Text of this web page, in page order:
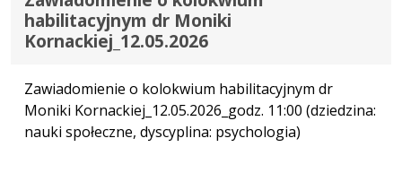
habilitacyjnym dr Moniki
Kornackiej_12.05.2026
Zawiadomienie o kolokwium habilitacyjnym dr
Moniki Kornackiej_12.05.2026_godz. 11:00 (dziedzina:
nauki społeczne, dyscyplina: psychologia)